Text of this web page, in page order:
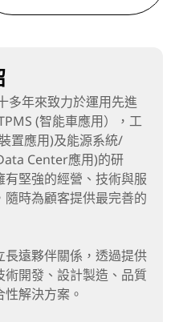
多年來致力於運用先進
(智能車應用），工
置應用)及能源系統/
Center應用)的研
堅強的經營、技術與服
時為顧客提供最完善的
遠夥伴關係，透過提供
開發、設計製造、品質
解決方案。